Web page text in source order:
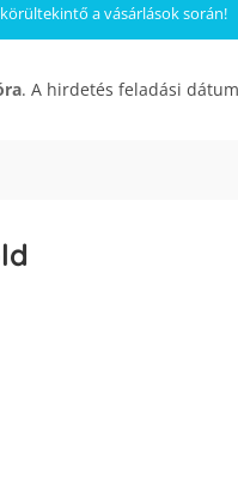
a vásárlások során!
. A hirdetés feladási